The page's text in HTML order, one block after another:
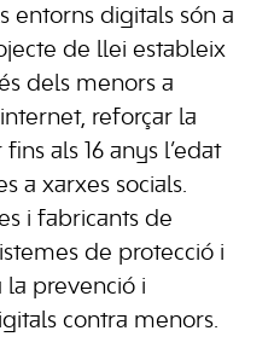
entorns digitals són a
de llei estableix
dels menors a
reforçar la
als 16 anys l’edat
a xarxes socials.
i fabricants de
de protecció i
la prevenció i
contra menors.